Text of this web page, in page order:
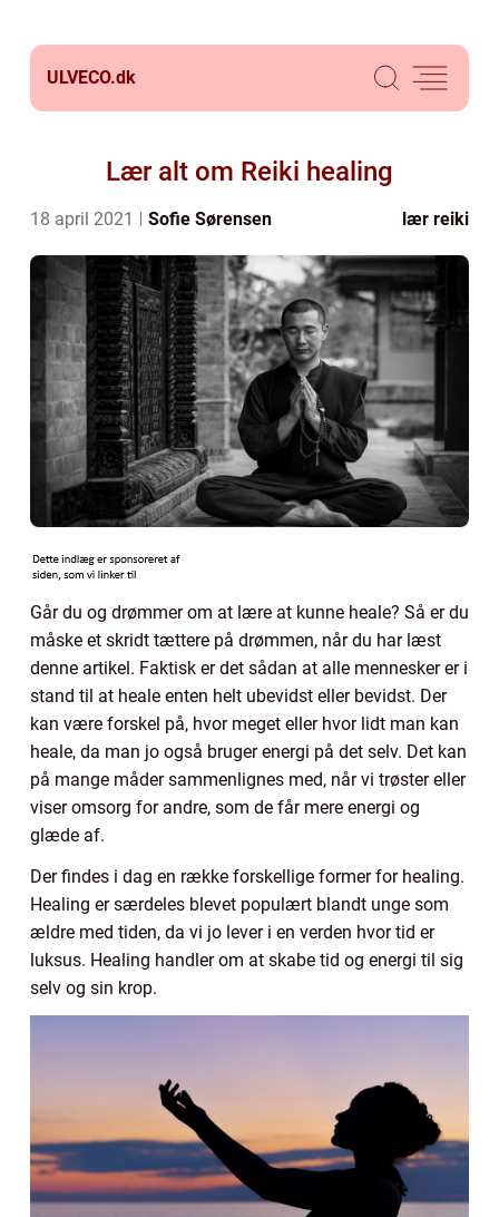
ULVECO.dk
Lær alt om Reiki healing
18 april 2021 Sofie Sørensen lær reiki
Går du og drømmer om at lære at kunne heale? Så er du
måske et skridt tættere på drømmen, når du har læst
denne artikel. Faktisk er det sådan at alle mennesker er i
stand til at heale enten helt ubevidst eller bevidst. Der
kan være forskel på, hvor meget eller hvor lidt man kan
heale, da man jo også bruger energi på det selv. Det kan
på mange måder sammenlignes med, når vi trøster eller
viser omsorg for andre, som de får mere energi og
glæde af.
Der findes i dag en række forskellige former for healing.
Healing er særdeles blevet populært blandt unge som
ældre med tiden, da vi jo lever i en verden hvor tid er
luksus. Healing handler om at skabe tid og energi til sig
selv og sin krop.